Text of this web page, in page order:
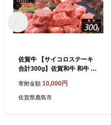
佐賀牛 【サイコロステーキ
合計300g】佐賀和牛 和牛 佐
ス バラ 肉 佐賀県 鹿島市 冷
凍 B-303
寄附金額 10,000円
佐賀県鹿島市